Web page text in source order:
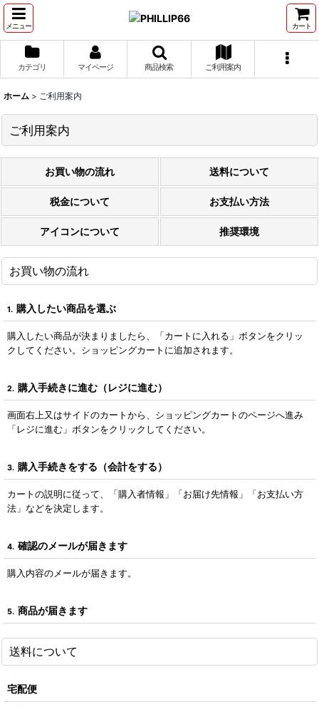
メニュー カート
カテゴリ マイページ 商品検索 ご利用案内
ホーム > ご利用案内
ご利用案内
お買い物の流れ 送料について
税金について お支払い方法
アイコンについて 推奨環境
お買い物の流れ
1. 購入したい商品を選ぶ
購入したい商品が決まりましたら、「カートに入れる」ボタンをクリッ
クしてください。ショッピングカートに追加されます。
2. 購入手続きに進む（レジに進む）
画面右上又はサイドのカートから、ショッピングカートのページへ進み
「レジに進む」ボタンをクリックしてください。
3. 購入手続きをする（会計をする）
カートの説明に従って、「購入者情報」「お届け先情報」「お支払い方
法」などを決定します。
4. 確認のメールが届きます
購入内容のメールが届きます。
5. 商品が届きます
送料について
宅配便